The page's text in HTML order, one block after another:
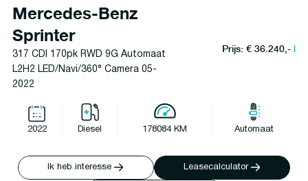
Mercedes-Benz
Sprinter
317 CDI 170pk RWD 9G Automaat
L2H2 LED/Navi/360° Camera 05-
2022
Prijs: € 36.240,-l
2022 Diesel 178084 KM Automaat
Ik heb interesse Leasecalculator